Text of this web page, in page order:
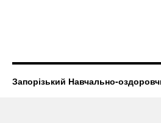
Запорізький Навчально-